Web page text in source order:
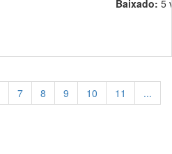
Baixado: 5
7 8 9 10 11
...